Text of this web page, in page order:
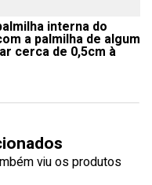
interna do
a palmilha de algum
cerca de 0,5cm à
viu os produtos